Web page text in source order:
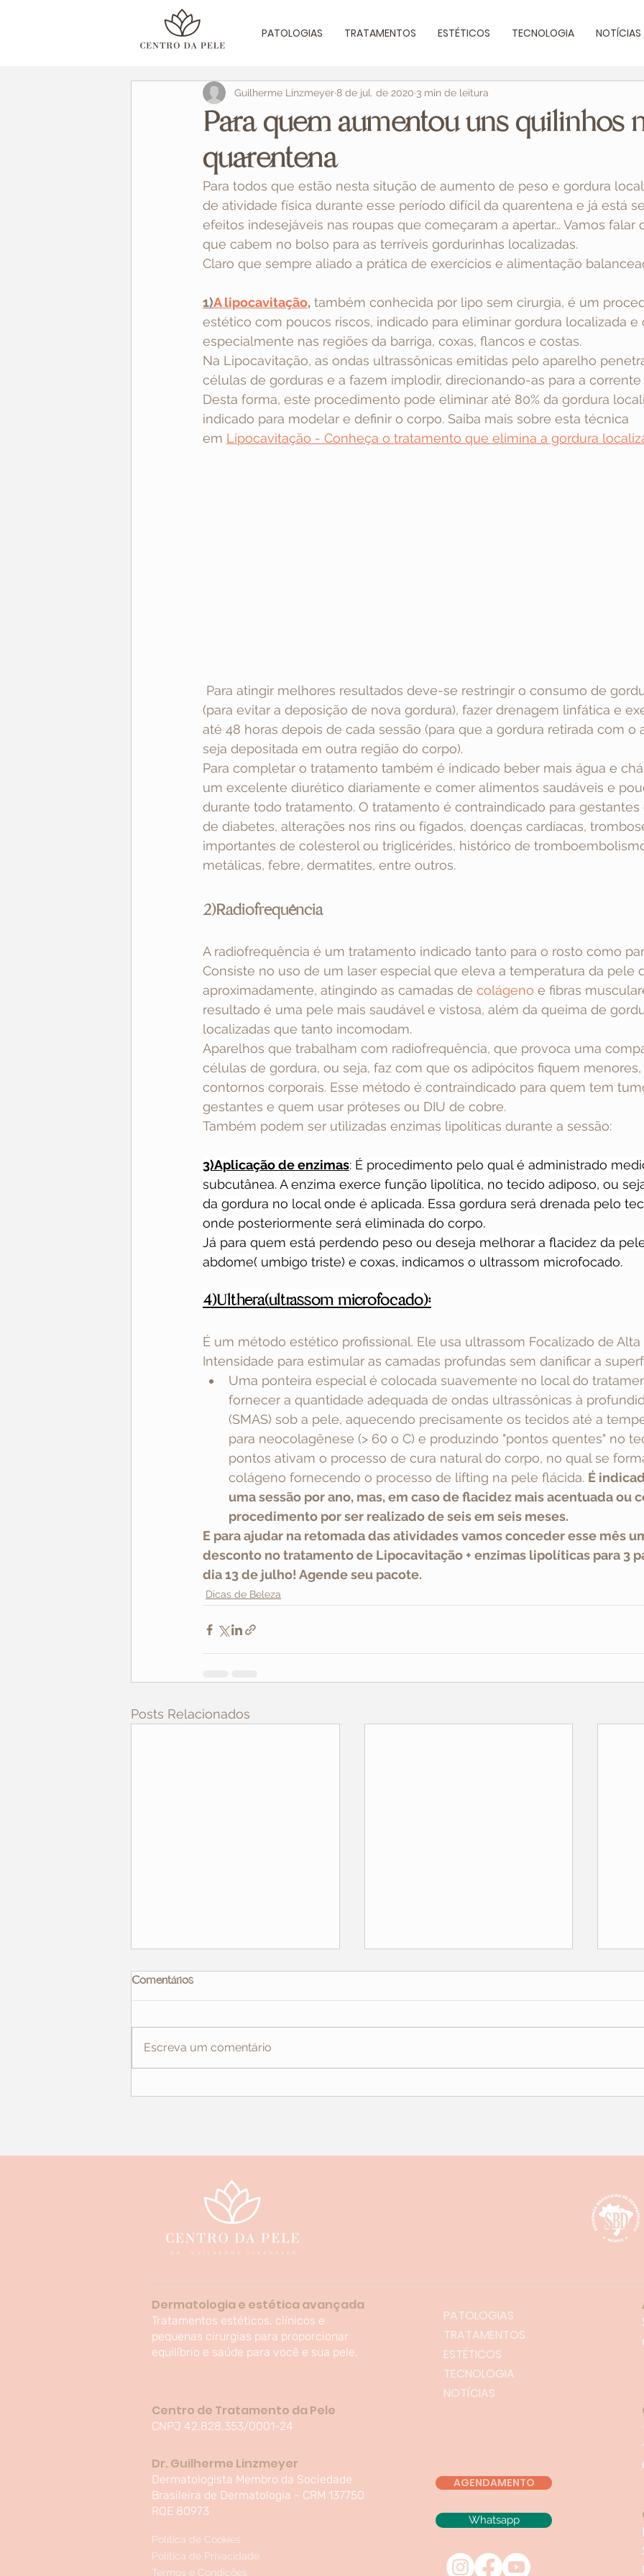
PATOLOGIAS TRATAMENTOS ESTÉTICOS TECNOLOGIA NOTÍCIAS
Para quem aumentou uns quilinhos
quarentena
Guilherme Linzmeyer8 de jul. de 2020 3 min de leitura
Para todos que estão nesta situção de aumento de peso e gordura
de atividade física durante esse período difícil da quarentena e já está
efeitos indesejáveis nas roupas que começaram a apertar... Vamos falar
que cabem no bolso para as terríveis gordurinhas localizadas.
Claro que sempre aliado a prática de exercícios e alimentação
1)A lipocavitação, também conhecida por lipo sem cirurgia, é um
estético com poucos riscos, indicado para eliminar gordura localizada e
especialmente nas regiões da barriga, coxas, flancos e costas.
Na Lipocavitação, as ondas ultrassônicas emitidas pelo aparelho
células de gorduras e a fazem implodir, direcionando-as para a corrente
Desta forma, este procedimento pode eliminar até 80% da gordura
indicado para modelar e definir o corpo. Saiba mais sobre esta técnica
em Lipocavitação - Conheça o tratamento que elimina a gordura
(para evitar a deposição de nova gordura), fazer drenagem linfática e
até 48 horas depois de cada sessão (para que a gordura retirada com o
seja depositada em outra região do corpo).
Para completar o tratamento também é indicado beber mais água e
um excelente diurético diariamente e comer alimentos saudáveis e
durante todo tratamento. O tratamento é contraindicado para gestantes
de diabetes, alterações nos rins ou fígados, doenças cardíacas,
importantes de colesterol ou triglicérides, histórico de
metálicas, febre, dermatites, entre outros.
2)Radiofrequência
A radiofrequência é um tratamento indicado tanto para o rosto como
Consiste no uso de um laser especial que eleva a temperatura da pele
aproximadamente, atingindo as camadas de colágeno e fibras
resultado é uma pele mais saudável e vistosa, além da queima de
localizadas que tanto incomodam.
Aparelhos que trabalham com radiofrequência, que provoca uma
células de gordura, ou seja, faz com que os adipócitos fiquem
contornos corporais. Esse método é contraindicado para quem tem
gestantes e quem usar próteses ou DIU de cobre.
Também podem ser utilizadas enzimas lipolíticas durante a sessão:
3)Aplicação de enzimas: É procedimento pelo qual é administrado
subcutânea. A enzima exerce função lipolítica, no tecido adiposo, ou
da gordura no local onde é aplicada. Essa gordura será drenada pelo
onde posteriormente será eliminada do corpo.
Já para quem está perdendo peso ou deseja melhorar a flacidez da
abdome( umbigo triste) e coxas, indicamos o ultrassom microfocado.
4)Ulthera(ultrassom microfocado):
É um método estético profissional. Ele usa ultrassom Focalizado de Alta
Intensidade para estimular as camadas profundas sem danificar a
Uma ponteira especial é colocada suavemente no local do
fornecer a quantidade adequada de ondas ultrassônicas à
(SMAS) sob a pele, aquecendo precisamente os tecidos até a
para neocolagênese (> 60 o C) e produzindo "pontos quentes" no
pontos ativam o processo de cura natural do corpo, no qual se
colágeno fornecendo o processo de lifting na pele flácida. É
uma sessão por ano, mas, em caso de flacidez mais acentuada ou
procedimento por ser realizado de seis em seis meses.
E para ajudar na retomada das atividades vamos conceder esse mês
desconto no tratamento de Lipocavitação + enzimas lipolíticas para 3
dia 13 de julho! Agende seu pacote.
Dicas de Beleza
Posts Relacionados
Depilação a laser vale a pena?
Mancha no buço: como tirar?
Comentários
Escreva um comentário
Dermatologia e estética avançada
Tratamentos estéticos, clínicos e
pequenas cirurgias para proporcionar
equilíbrio e saúde para você e sua pele.
PATOLOGIAS
TRATAMENTOS
ESTÉTICOS
TECNOLOGIA
NOTÍCIAS
Centro de Tratamento da Pele
CNPJ 42.828.353/0001-24
Dr. Guilherme Linzmeyer
Dermatologista Membro da Sociedade
Brasileira de Dermatologia - CRM 137750
RQE 80973
Política de Cookies
Política de Privacidade
Termos e Condições
AGENDAMENTO
Whatsapp